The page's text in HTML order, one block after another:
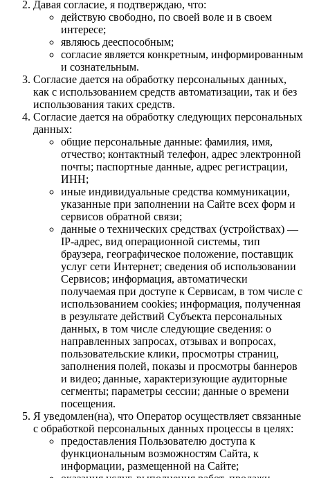
Давая согласие, я подтверждаю, что:
действую свободно, по своей воле и в своем
интересе;
являюсь дееспособным;
согласие является конкретным, информированным
и сознательным.
Согласие дается на обработку персональных данных,
как с использованием средств автоматизации, так и без
использования таких средств.
Согласие дается на обработку следующих персональных
данных:
общие персональные данные: фамилия, имя,
отчество; контактный телефон, адрес электронной
почты; паспортные данные, адрес регистрации,
ИНН;
иные индивидуальные средства коммуникации,
указанные при заполнении на Сайте всех форм и
сервисов обратной связи;
данные о технических средствах (устройствах) —
IP-адрес, вид операционной системы, тип
браузера, географическое положение, поставщик
услуг сети Интернет; сведения об использовании
Сервисов; информация, автоматически
получаемая при доступе к Сервисам, в том числе с
использованием cookies; информация, полученная
в результате действий Субъекта персональных
данных, в том числе следующие сведения: о
направленных запросах, отзывах и вопросах,
пользовательские клики, просмотры страниц,
заполнения полей, показы и просмотры баннеров
и видео; данные, характеризующие аудиторные
сегменты; параметры сессии; данные о времени
посещения.
Я уведомлен(на), что Оператор осуществляет связанные
с обработкой персональных данных процессы в целях:
предоставления Пользователю доступа к
функциональным возможностям Сайта, к
информации, размещенной на Сайте;